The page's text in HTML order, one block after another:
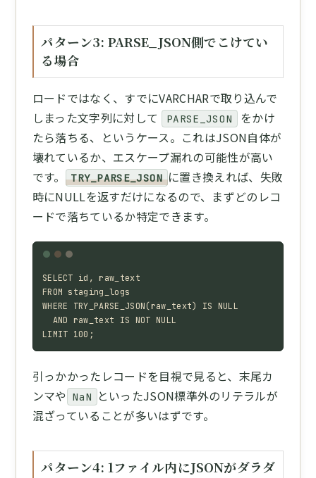
パターン3: PARSE_JSON側でこけてい
る場合
ロードではなく、すでにVARCHARで取り込んで
しまった文字列に対して
PARSE_JSON
をかけ
たら落ちる、というケース。これはJSON自体が
壊れているか、エスケープ漏れの可能性が高い
です。
TRY_PARSE_JSON に置き換えれば、失敗
時にNULLを返すだけになるので、まずどのレコ
ードで落ちているか特定できます。
SELECT id, raw_text
FROM staging_logs
WHERE TRY_PARSE_JSON(raw_text) IS NULL
  AND raw_text IS NOT NULL
LIMIT 100;
引っかかったレコードを目視で見ると、末尾カ
ンマや NaN
といったJSON標準外のリテラルが
混ざっていることが多いはずです。
パターン4: 1ファイル内にJSONがダラダ